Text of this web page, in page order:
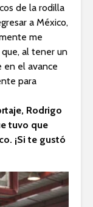
de la rodilla
a México,
me
al tener un
en el avance
para
Rodrigo
tuvo que
¡Si te gustó